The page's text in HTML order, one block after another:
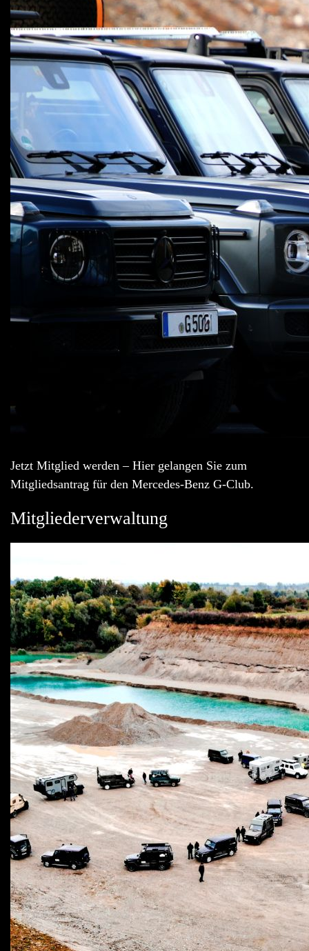
Jetzt Mitglied werden – Hier gelangen Sie zum
Mitgliedsantrag für den Mercedes-Benz G-Club.
Mitgliederverwaltung